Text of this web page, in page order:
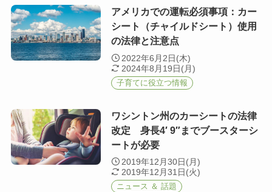
アメリカでの運転必須事項：カー
シート（チャイルドシート）使用
の法律と注意点
2022年6月2日(木)
2024年8月19日(月)
子育てに役立つ情報
ワシントン州のカーシートの法律
改定 身長4′ 9″までブースターシ
ートが必要
2019年12月30日(月)
2019年12月31日(火)
ニュース ＆ 話題